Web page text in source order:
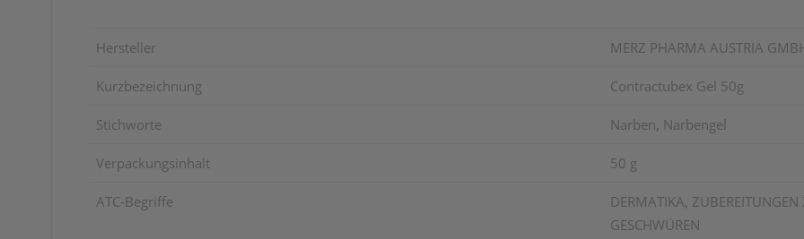
Hersteller MERZ PHARMA AUSTRIA
Kurzbezeichnung Contractubex Gel 50g
Stichworte Narben, Narbengel
Verpackungsinhalt 50 g
ATC-Begriffe
DERMATIKA,
GESCHWÜREN